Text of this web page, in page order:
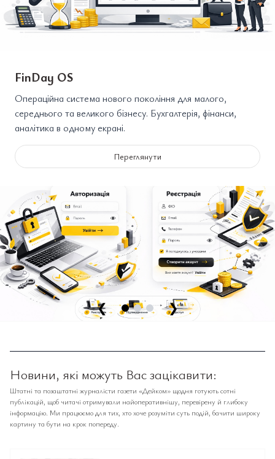
FinDay OS
Операційна система нового покоління для малого,
середнього та великого бізнесу. Бухгалтерія, фінанси,
аналітика в одному екрані.
Переглянути
❮ ❯
Новини, які можуть Вас зацікавити:
Штатні та позаштатні журналісти газети «Дейком» щодня готують сотні
публікацій, щоб читачі отримували найоперативнішу, перевірену й глибоку
інформацію. Ми працюємо для тих, хто хоче розуміти суть подій, бачити широку
картину та бути на крок попереду.